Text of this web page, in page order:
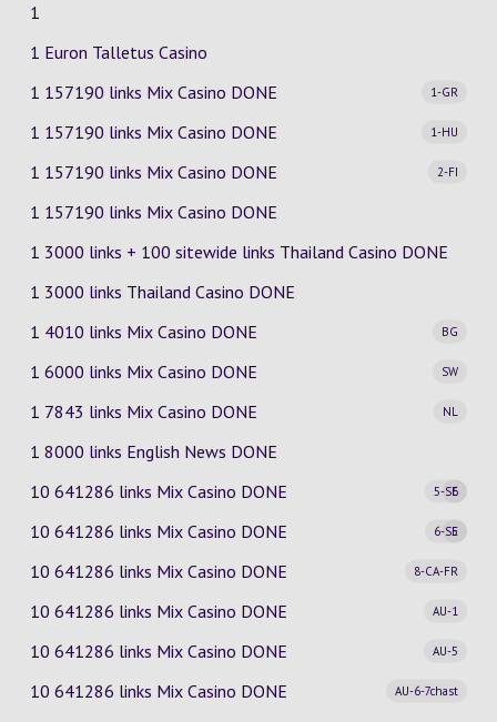
1
1 Euron Talletus Casino
1 157190 links Mix Casino
1-GR
DONE
1 157190 links Mix Casino
1-HU
DONE
1 157190 links Mix Casino
2-FI
DONE
1 157190 links Mix Casino DONE
1 3000 links + 100 sitewide links Thailand Casino DONE
1 3000 links Thailand Casino DONE
1 4010 links Mix Casino
BG
DONE
1 6000 links Mix Casino
SW
DONE
1 7843 links Mix Casino
NL
DONE
1 8000 links English News DONE
10 641286 links Mix Casino
5-SE
6
DONE
10 641286 links Mix Casino
6-SE
5
DONE
10 641286 links Mix Casino
8-CA-FR
DONE
10 641286 links Mix Casino
AU-1
DONE
10 641286 links Mix Casino
AU-5
DONE
10 641286 links Mix Casino
AU-6-7chast
DONE